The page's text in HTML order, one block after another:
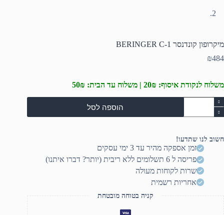
מיקרופון קונדנסר BERINGER C-1
₪484
משלוח לנקודת איסוף: 20₪ | משלוח עד הבית: 50₪
כמות
של
מיקרופון
BERINGER
C-
הוספה לסל
חשוב לנו שתדעו!
זמן אספקה מהיר עד 3 ימי עסקים
פריסה ל 6 תשלומים ללא ריבית (יותר? דברו איתנו)
שרות לקוחות מעולה
אחריות רשמית
קניה בטוחה מובטחת